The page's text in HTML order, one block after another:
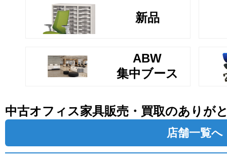
新品
ABW
集中ブース
中古オフィス家具販売・買取のありが
店舗一覧へ